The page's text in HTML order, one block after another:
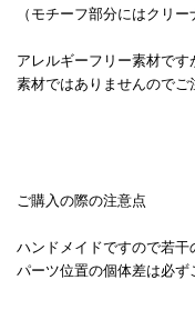
（モチーフ部分にはクリー
アレルギーフリー素材で
素材ではありませんのでご
ご購入の際の注意点
ハンドメイドですので若干
パーツ位置の個体差は必ず